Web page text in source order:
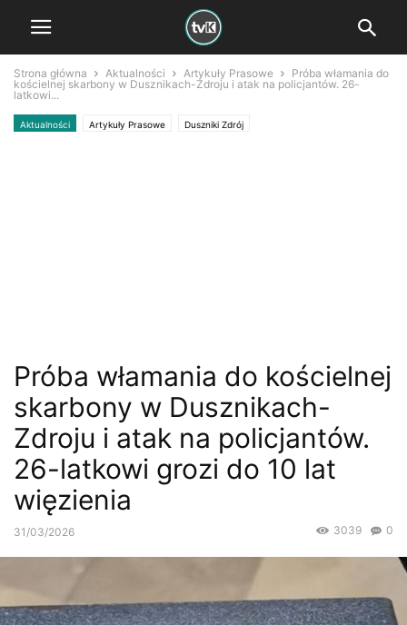
Strona główna Aktualności Artykuły Prasowe
Próba włamania do
kościelnej skarbony w Dusznikach-Zdroju i atak na policjantów. 26-
latkowi...
Aktualności Artykuły Prasowe Duszniki Zdrój
Próba włamania do kościelnej
skarbony w Dusznikach-
Zdroju i atak na policjantów.
26-latkowi grozi do 10 lat
więzienia
31/03/2026 0
3039